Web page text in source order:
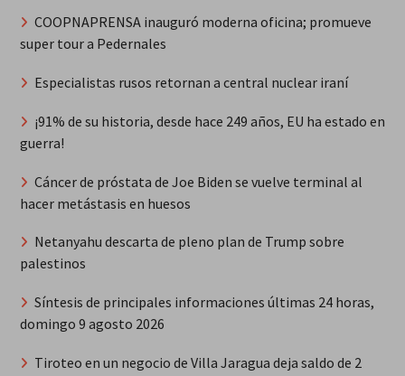
COOPNAPRENSA inauguró moderna oficina; promueve
super tour a Pedernales
Especialistas rusos retornan a central nuclear iraní
¡91% de su historia, desde hace 249 años, EU ha estado en
guerra!
Cáncer de próstata de Joe Biden se vuelve terminal al
hacer metástasis en huesos
Netanyahu descarta de pleno plan de Trump sobre
palestinos
Síntesis de principales informaciones últimas 24 horas,
domingo 9 agosto 2026
Tiroteo en un negocio de Villa Jaragua deja saldo de 2